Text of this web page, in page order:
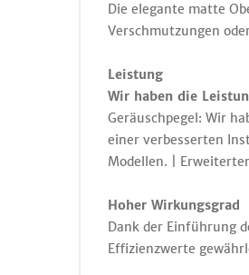
Die elegante matte
Verschmutzungen
Leistung
Wir haben die
Geräuschpegel: Wir
einer verbesserten
Modellen. |
Hoher Wirkungsgrad
Dank der Einführung
Effizienzwerte